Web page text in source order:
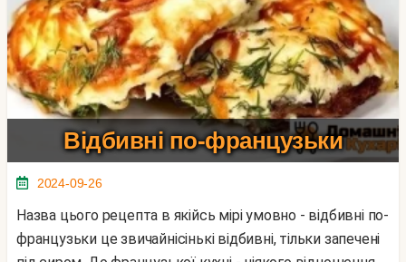
Відбивні по-французьки
2024-09-26
Назва цього рецепта в якійсь мірі умовно - відбивні по-
французьки це звичайнісінькі відбивні, тільки запечені